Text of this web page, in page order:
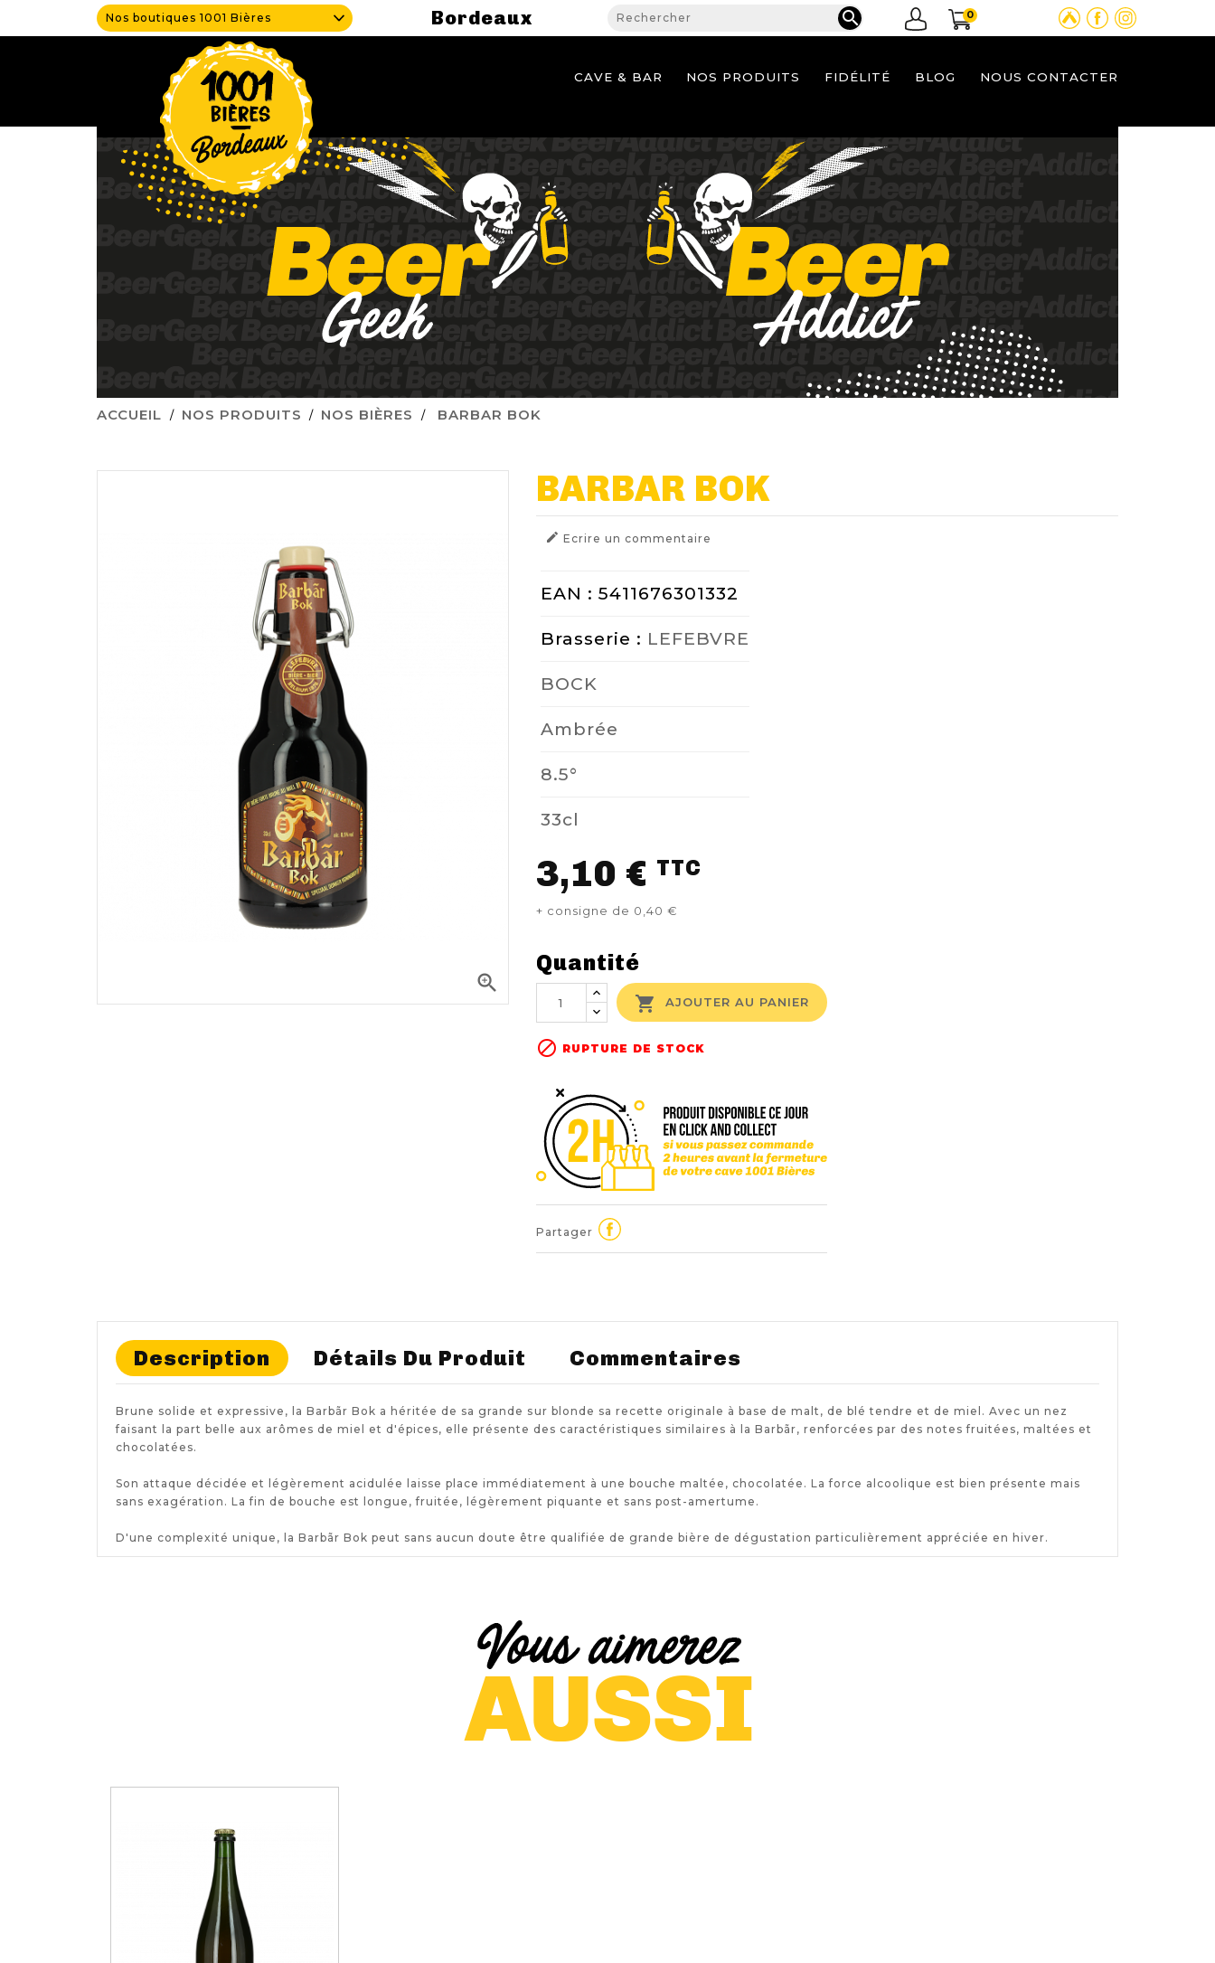
Nos boutiques 1001 Bières Bordeaux  0
CAVE & BAR NOS PRODUITS FIDÉLITÉ BLOG NOUS CONTACTER
ACCUEIL NOS PRODUITS NOS BIÈRES BARBAR BOK

BARBAR BOK
 Ecrire un commentaire
EAN : 5411676301332
Brasserie : LEFEBVRE
BOCK
Ambrée
8.5°
33cl
3,10 € TTC
+ consigne de 0,40 €
Quantité
 AJOUTER AU PANIER
 RUPTURE DE STOCK
Partager
Description Détails Du Produit Commentaires
Brune solide et expressive, la Barbãr Bok a héritée de sa grande sur blonde sa recette originale à base de malt, de blé tendre et de miel. Avec un nez
faisant la part belle aux arômes de miel et d'épices, elle présente des caractéristiques similaires à la Barbãr, renforcées par des notes fruitées, maltées et
chocolatées.
Son attaque décidée et légèrement acidulée laisse place immédiatement à une bouche maltée, chocolatée. La force alcoolique est bien présente mais
sans exagération. La fin de bouche est longue, fruitée, légèrement piquante et sans post-amertume.
D'une complexité unique, la Barbãr Bok peut sans aucun doute être qualifiée de grande bière de dégustation particulièrement appréciée en hiver.